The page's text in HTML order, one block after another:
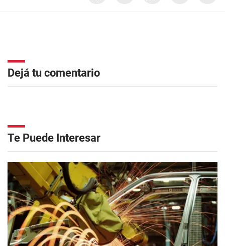
Dejá tu comentario
Te Puede Interesar